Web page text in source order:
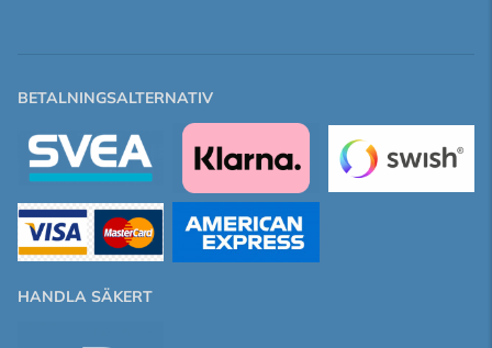
BETALNINGSALTERNATIV
HANDLA SÄKERT